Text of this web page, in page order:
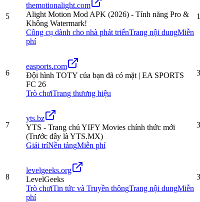
5
themotionalight.com
Alight Motion Mod APK (2026) - Tính năng Pro &
Không Watermark!
Công cụ dành cho nhà phát triểnTrang nội dungMiễn
phí
6
easports.com
Đội hình TOTY của bạn đã có mặt | EA SPORTS
FC 26
Trò chơiTrang thương hiệu
7
yts.bz
YTS - Trang chủ YIFY Movies chính thức mới
(Trước đây là YTS.MX)
Giải tríNền tảngMiễn phí
8
levelgeeks.org
LevelGeeks
Trò chơiTin tức và Truyền thôngTrang nội dungMiễn
phí